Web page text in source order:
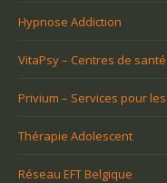
Hypnose Addiction
VitaPsy – Centres de
Privium – Services pour
Thérapie Adolescent
Réseau EFT Belgique